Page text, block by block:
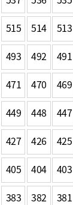
515
514 513
493
492 491
471
470 469
449
448 447
427
426 425
405
404 403
383
382 381